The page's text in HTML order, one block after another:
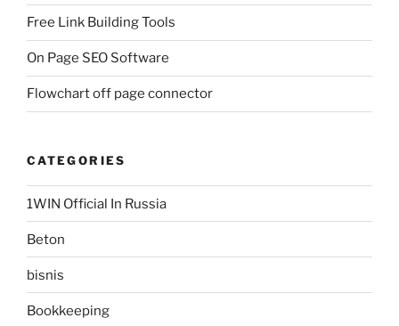
Free Link Building Tools
On Page SEO Software
Flowchart off page connector
CATEGORIES
1WIN Official In Russia
Beton
bisnis
Bookkeeping